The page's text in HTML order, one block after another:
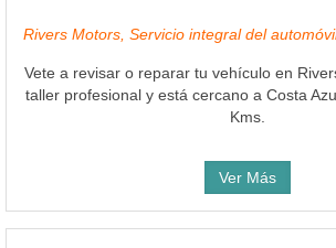
Rivers Motors, Servicio integral del
Vete a revisar o reparar tu vehículo en
taller profesional y está cercano a Costa
Kms.
Ver Más